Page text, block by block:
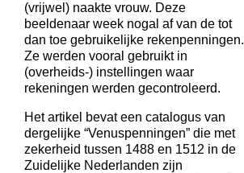
(vrijwel) naakte vrouw. Deze
beeldenaar week nogal af van de tot
dan toe gebruikelijke rekenpenningen.
Ze werden vooral gebruikt in
(overheids-) instellingen waar
rekeningen werden gecontroleerd.
Het artikel bevat een catalogus van
dergelijke “Venuspenningen” die met
zekerheid tussen 1488 en 1512 in de
Zuidelijke Nederlanden zijn